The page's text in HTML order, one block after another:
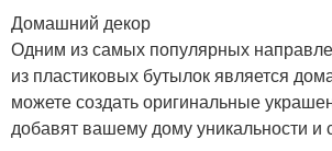
Домашний декор
Одним из самых популярных
из пластиковых бутылок является
можете создать оригинальные
добавят вашему дому уникальности и